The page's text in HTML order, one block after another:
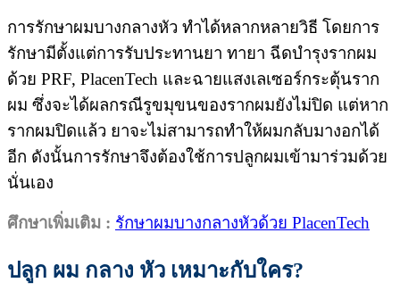
การรักษาผมบางกลางหัว ทำได้หลากหลายวิธี โดยการ
รักษามีตั้งแต่การรับประทานยา ทายา ฉีดบำรุงรากผม
ด้วย PRF, PlacenTech และฉายแสงเลเซอร์กระตุ้นราก
ผม ซึ่งจะได้ผลกรณีรูขมุขนของรากผมยังไม่ปิด แต่หาก
รากผมปิดแล้ว ยาจะไม่สามารถทำให้ผมกลับมางอกได้
อีก ดังนั้นการรักษาจึงต้องใช้การปลูกผมเข้ามาร่วมด้วย
นั่นเอง
ศึกษาเพิ่มเติม : รักษาผมบางกลางหัวด้วย PlacenTech
ปลูก ผม กลาง หัว เหมาะกับใคร?